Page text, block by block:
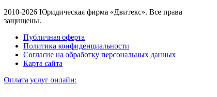
2010-2026 Юридическая фирма «Двитекс». Все права
защищены.
Публичная оферта
Политика конфиденциальности
Согласие на обработку персональных данных
Карта сайта
Оплата услуг онлайн: